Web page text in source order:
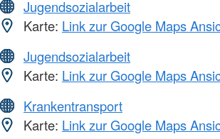
Jugendsozialarbeit
Karte: Link zur Google Maps
Jugendsozialarbeit
Karte: Link zur Google Maps
Krankentransport
Karte: Link zur Google Maps